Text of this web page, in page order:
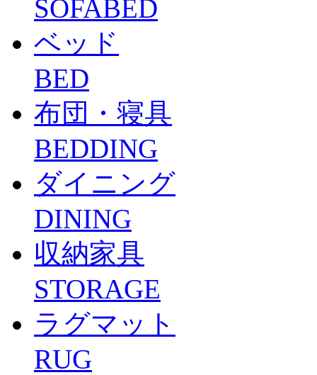
SOFABED
ベッド
BED
布団・寝具
BEDDING
ダイニング
DINING
収納家具
STORAGE
ラグマット
RUG